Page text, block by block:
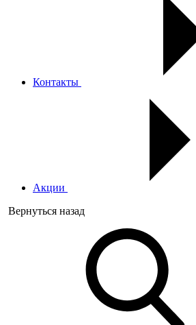
Контакты
Акции
Вернуться назад